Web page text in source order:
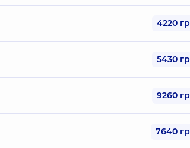
4220
5430
9260
7640